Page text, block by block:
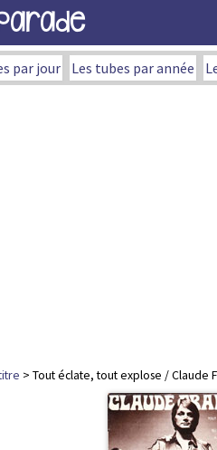
par jour Les tubes par année
> Tout éclate, tout explose / Claude